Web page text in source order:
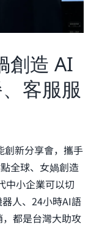
創造 AI
客服服
創新分享會，攜手
全球、女媧創造
中小企業可以切
人、24小時AI語
都是台灣大助攻